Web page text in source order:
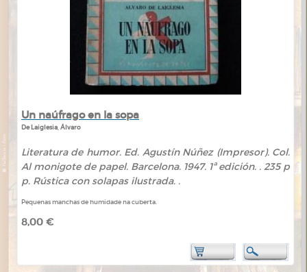
Un naúfrago en la sopa
De Laiglesia, Álvaro
Literatura de humor. Ed. Agustín Núñez (Impresor). Col.
Al monigote de papel. Barcelona. 1947. 1ª edición. . 235 p
p. Rústica con solapas ilustrada. .
Pequenas manchas de humidade na cuberta.
8,00 €